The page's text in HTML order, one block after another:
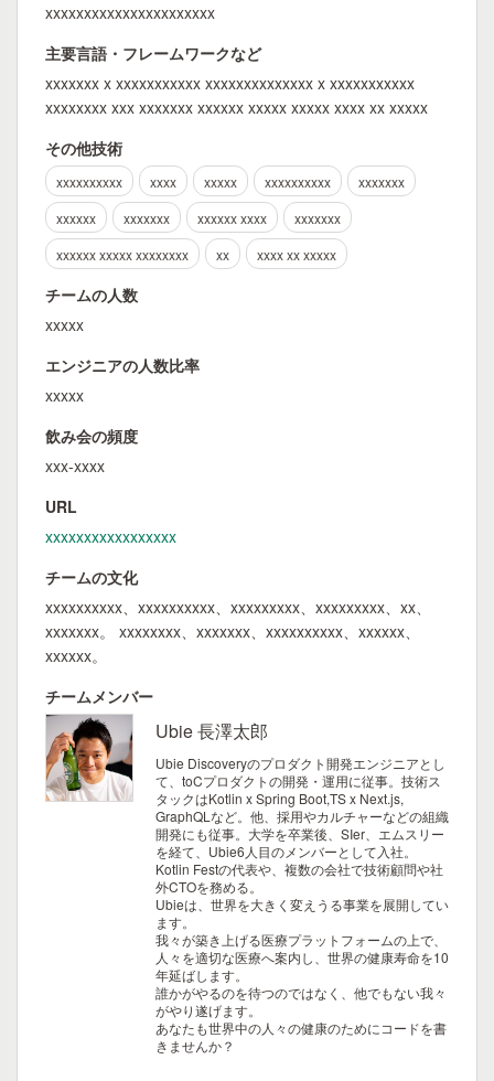
xxxxxxxxxxxxxxxxxxxxxx
主要言語・フレームワークなど
xxxxxxx x xxxxxxxxxxx xxxxxxxxxxxxxx x xxxxxxxxxxx
xxxxxxxx xxx xxxxxxx xxxxxx xxxxx xxxxx xxxx xx xxxxx
その他技術
xxxxxxxxxx xxxx xxxxx xxxxxxxxxx
xxxxxxx
xxxxxx
xxxxxxx xxxxxx xxxx
xxxxxxx
xxxxxx xxxxx xxxxxxxx
xx xxxx xx xxxxx
チームの人数
xxxxx
エンジニアの人数比率
xxxxx
飲み会の頻度
xxx-xxxx
URL
xxxxxxxxxxxxxxxxx
チームの文化
xxxxxxxxxx、xxxxxxxxxx、xxxxxxxxx、xxxxxxxxx、xx、
xxxxxxx。 xxxxxxxx、xxxxxxx、xxxxxxxxxx、xxxxxx、
xxxxxx。
チームメンバー
Ubie 長澤太郎
Ubie Discoveryのプロダクト開発エンジニアとし
て、toCプロダクトの開発・運用に従事。技術ス
タックはKotlin x Spring Boot,TS x Next.js,
GraphQLなど。他、採用やカルチャーなどの組織
開発にも従事。大学を卒業後、SIer、エムスリー
を経て、Ubie6人目のメンバーとして入社。
Kotlin Festの代表や、複数の会社で技術顧問や社
外CTOを務める。
Ubieは、世界を大きく変えうる事業を展開してい
ます。
我々が築き上げる医療プラットフォームの上で、
人々を適切な医療へ案内し、世界の健康寿命を10
年延ばします。
誰かがやるのを待つのではなく、他でもない我々
がやり遂げます。
あなたも世界中の人々の健康のためにコードを書
きませんか？